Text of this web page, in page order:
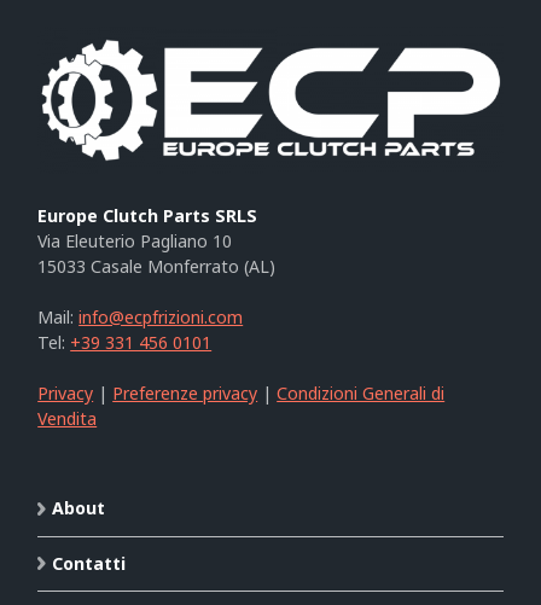
Europe Clutch Parts SRLS
Via Eleuterio Pagliano 10
15033 Casale Monferrato (AL)
Mail:info@ecpfrizioni.com
Tel: +39 331 456 0101
Privacy | Preferenze privacy |Condizioni Generali di
Vendita
About
Contatti